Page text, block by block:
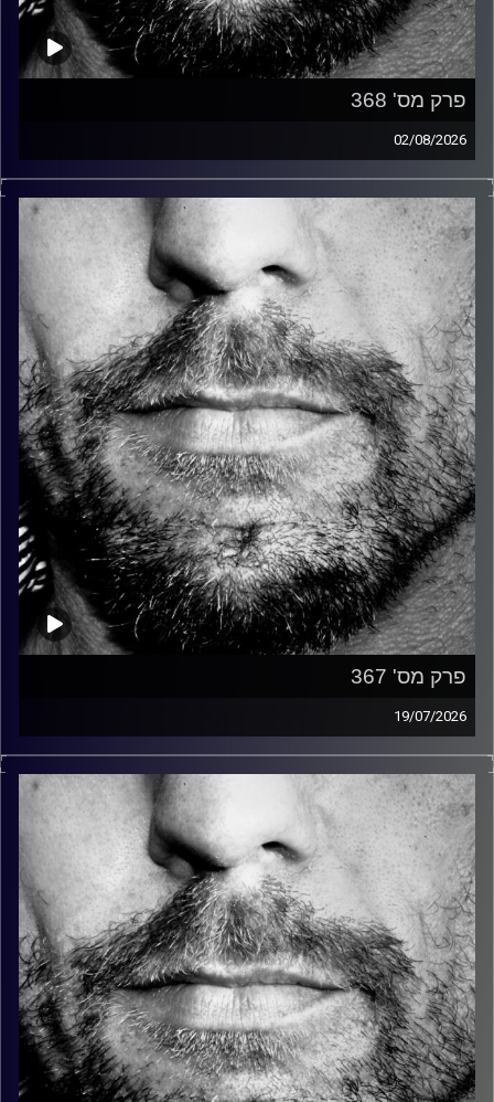
פרק מס' 368
02/08/2026
זיפים, מוזיקה מחוספסת של הופעות חיות. הרבה ג'אם, רוק,
בלוז, bluegrass, ג'אז, Fאנק, פרוגרסיב ואפילו אלקטרוניקה.
כל מה שחי, אמיתי ונושם.
עם שמוליק רגב.
קרדיט תמונות: David Goehring
פרק מס' 367
19/07/2026
זיפים, מוזיקה מחוספסת של הופעות חיות. הרבה ג'אם, רוק,
בלוז, bluegrass, ג'אז, Fאנק, פרוגרסיב ואפילו אלקטרוניקה.
כל מה שחי, אמיתי ונושם.
עם שמוליק רגב.
קרדיט תמונות: David Goehring